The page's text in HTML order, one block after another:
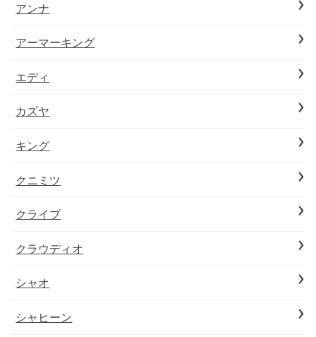
アンナ
アーマーキング
エディ
カズヤ
キング
クニミツ
クライブ
クラウディオ
シャオ
シャヒーン